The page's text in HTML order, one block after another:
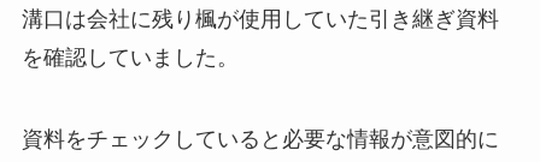
溝口は会社に残り楓が使用していた引き継ぎ資料
を確認していました。
資料をチェックしていると必要な情報が意図的に